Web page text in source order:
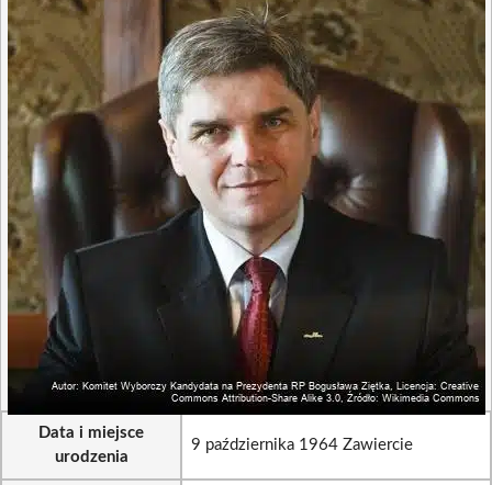
Data i miejsce
urodzenia
9 października 1964 Zawiercie